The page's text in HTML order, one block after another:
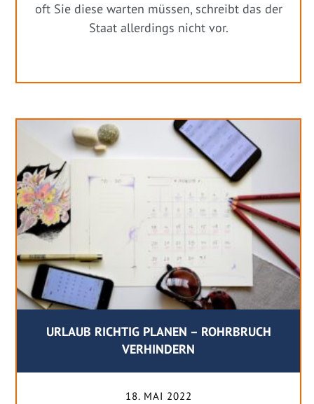
oft Sie diese warten müssen, schreibt das der
Staat allerdings nicht vor.
URLAUB RICHTIG PLANEN – ROHRBRUCH
VERHINDERN
18. MAI 2022